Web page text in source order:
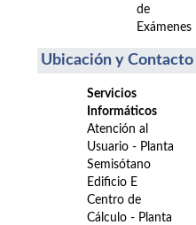
de
Exámenes
Ubicación y Contacto
Servicios
Informáticos
Atención al
Usuario - Planta
Semisótano
Edificio E
Centro de
Cálculo - Planta